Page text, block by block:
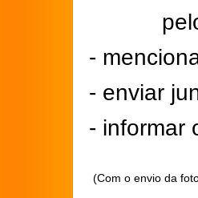
-
- enviar
- informar
(Com o envio da